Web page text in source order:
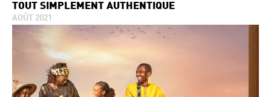
TOUT SIMPLEMENT AUTHENTIQUE
AOÛT 2021